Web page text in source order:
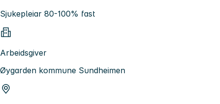
Sjukepleiar 80-100% fast
Arbeidsgiver
Øygarden kommune Sundheimen